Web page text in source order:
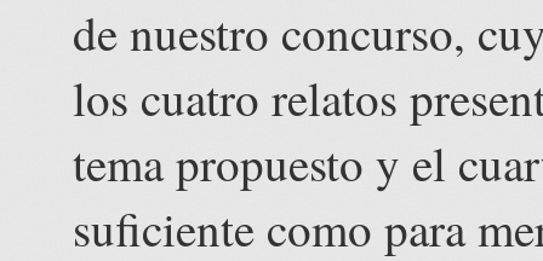
de nuestro concurso,
los cuatro relatos
tema propuesto y el
suficiente como para